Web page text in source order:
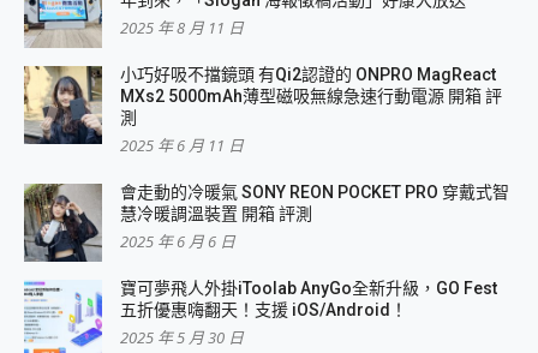
2025 年 8 月 11 日
小巧好吸不擋鏡頭 有Qi2認證的 ONPRO MagReact
MXs2 5000mAh薄型磁吸無線急速行動電源 開箱 評
測
2025 年 6 月 11 日
會走動的冷暖氣 SONY REON POCKET PRO 穿戴式智
慧冷暖調溫裝置 開箱 評測
2025 年 6 月 6 日
寶可夢飛人外掛iToolab AnyGo全新升級，GO Fest
五折優惠嗨翻天！支援 iOS/Android！
2025 年 5 月 30 日